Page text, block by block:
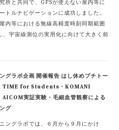
所と共同で、GPSが使えない屋内等に
トルナビゲーションに成功しました。
内等における無線高精度時刻同期範囲
、宇宙線測位の実用化に向けて大きく前
グラボ企画 開催報告 はし休めプチトー
TIME for Students・KOMANI
実証実験・毛細血管観察による
グ
ングラボでは、６月から９月にかけ